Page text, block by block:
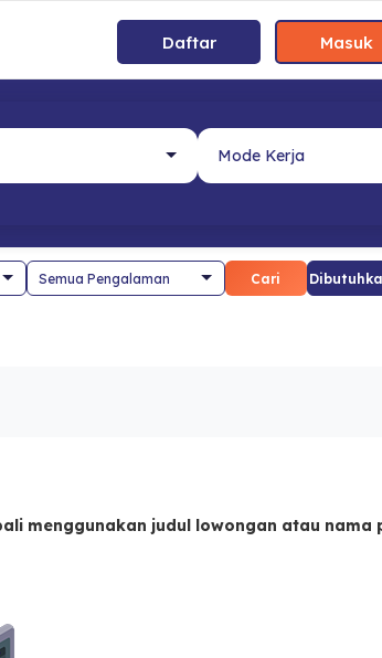
Daftar Masuk
Cari
menggunakan judul lowongan atau nama